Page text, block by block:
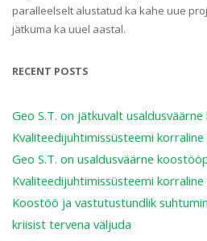
paralleelselt alustatud ka kahe uue
jätkuma ka uuel aastal.
RECENT POSTS
Geo S.T. on jätkuvalt
Kvaliteedijuhtimissüsteemi
Geo S.T. on usaldusväärne
Kvaliteedijuhtimissüsteemi
Koostöö ja vastutustundlik
kriisist tervena väljuda